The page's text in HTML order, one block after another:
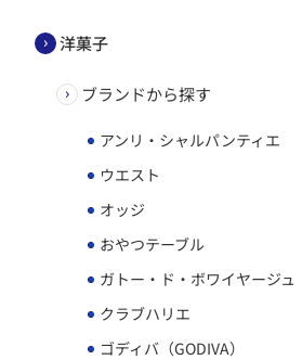
洋菓子
ブランドから探す
アンリ・シャルパンティエ
ウエスト
オッジ
おやつテーブル
ガトー・ド・ボワイヤージュ
クラブハリエ
ゴディバ（GODIVA）